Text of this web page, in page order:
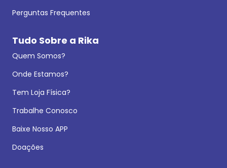
Perguntas Frequentes
Tudo Sobre a Rika
Quem Somos?
Onde Estamos?
Tem Loja Física?
Trabalhe Conosco
Baixe Nosso APP
Doações